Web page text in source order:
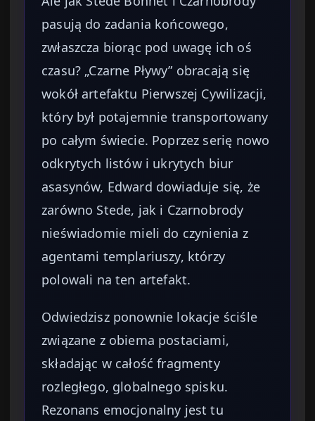
pasują do zadania końcowego,
zwłaszcza biorąc pod uwagę ich oś
czasu? „Czarne Pływy” obracają się
wokół artefaktu Pierwszej Cywilizacji,
który był potajemnie transportowany
po całym świecie. Poprzez serię nowo
odkrytych listów i ukrytych biur
asasynów, Edward dowiaduje się, że
zarówno Stede, jak i Czarnobrody
nieświadomie mieli do czynienia z
agentami templariuszy, którzy
polowali na ten artefakt.
Odwiedzisz ponownie lokacje ściśle
związane z obiema postaciami,
składając w całość fragmenty
rozległego, globalnego spisku.
Rezonans emocjonalny jest tu